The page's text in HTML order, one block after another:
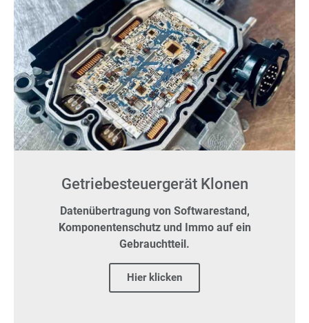
Getriebesteuergerät Klonen
Datenübertragung von Softwarestand,
Komponentenschutz und Immo auf ein
Gebrauchtteil.
Hier klicken